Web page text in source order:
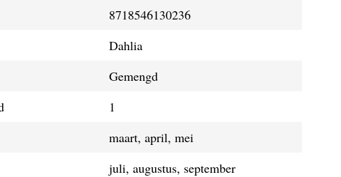
8718546130236
Dahlia
Gemengd
1
maart, april, mei
juli, augustus, september